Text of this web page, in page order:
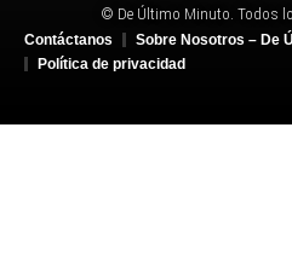
© De Último Minuto. Todos
Contáctanos
Sobre Nosotros – De
Política de privacidad